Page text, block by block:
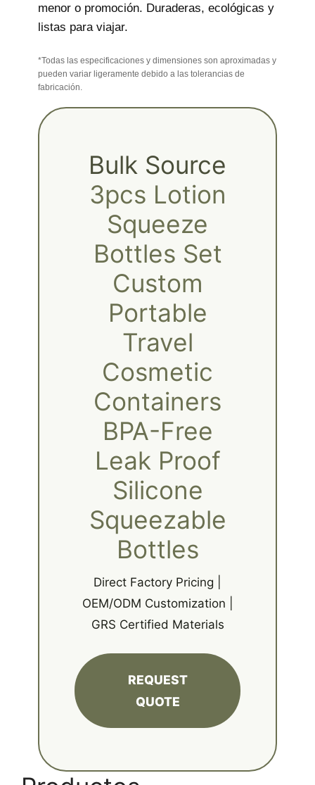
menor o promoción. Duraderas, ecológicas y
listas para viajar.
*Todas las especificaciones y dimensiones son aproximadas y
pueden variar ligeramente debido a las tolerancias de
fabricación.
Bulk Source
3pcs Lotion
Squeeze
Bottles Set
Custom
Portable
Travel
Cosmetic
Containers
BPA-Free
Leak Proof
Silicone
Squeezable
Bottles
Direct Factory Pricing |
OEM/ODM Customization |
GRS Certified Materials
REQUEST
QUOTE